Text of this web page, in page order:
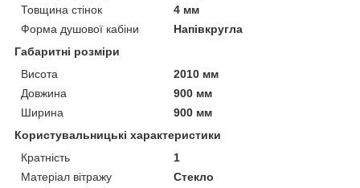
Товщина стінок
4 мм
Форма душової кабіни
Напівкругла
Габаритні розміри
Висота
2010 мм
Довжина
900 мм
Ширина
900 мм
Користувальницькі характеристики
Кратність
1
Матеріал вітражу
Стекло